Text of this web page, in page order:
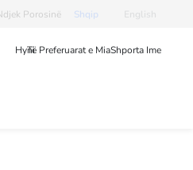
Porosinë Shqip English
HyniTë Preferuarat e MiaShporta Ime